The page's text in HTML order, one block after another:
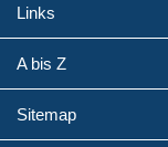
Links
A bis Z
Sitemap